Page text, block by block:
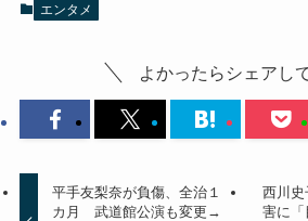
エンタメ
よかったらシェアし
平手友梨奈が負傷、全治１
カ月 武道館公演も変更→
西川史
害に「